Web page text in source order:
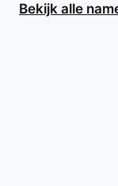
Bekijk alle